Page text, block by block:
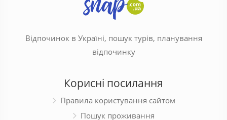
Відпочинок в Україні, пошук турів, планування
відпочинку
Корисні посилання
Правила користування сайтом
Пошук проживання